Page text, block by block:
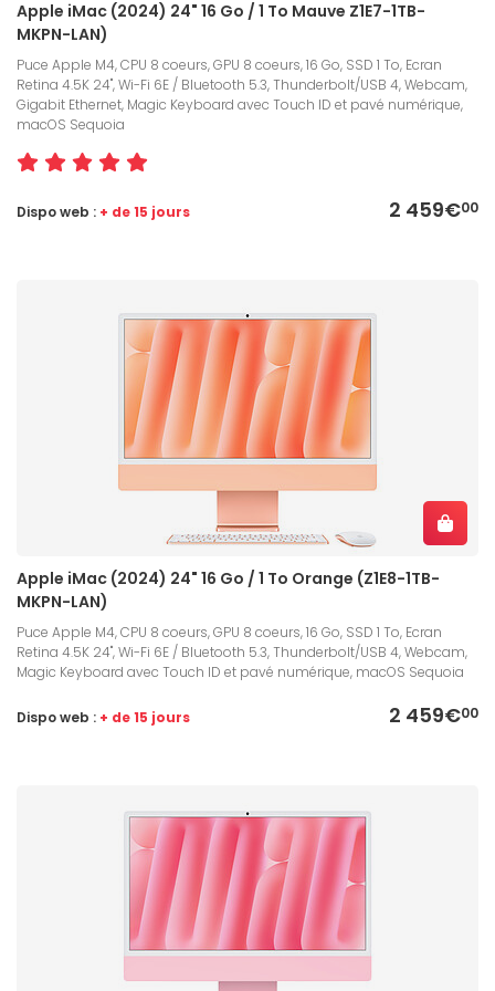
Apple iMac (2024) 24" 16 Go / 1 To Mauve Z1E7-1TB-
MKPN-LAN)
Puce Apple M4, CPU 8 coeurs, GPU 8 coeurs, 16 Go, SSD 1 To, Ecran
Retina 4.5K 24", Wi-Fi 6E / Bluetooth 5.3, Thunderbolt/USB 4, Webcam,
Gigabit Ethernet, Magic Keyboard avec Touch ID et pavé numérique,
macOS Sequoia
2 459€00
Dispo web : + de 15 jours
Apple iMac (2024) 24" 16 Go / 1 To Orange (Z1E8-1TB-
MKPN-LAN)
Puce Apple M4, CPU 8 coeurs, GPU 8 coeurs, 16 Go, SSD 1 To, Ecran
Retina 4.5K 24", Wi-Fi 6E / Bluetooth 5.3, Thunderbolt/USB 4, Webcam,
Magic Keyboard avec Touch ID et pavé numérique, macOS Sequoia
2 459€00
Dispo web : + de 15 jours